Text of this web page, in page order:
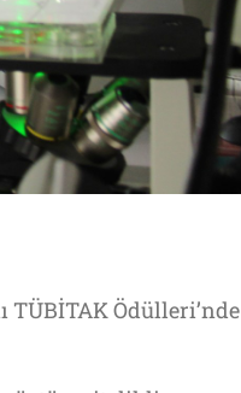
TÜBİTAK Ödülleri’nde